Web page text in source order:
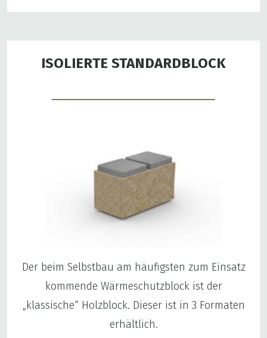
ISOLIERTE STANDARDBLOCK
Der beim Selbstbau am häufigsten zum Einsatz
kommende Wärmeschutzblock ist der
„klassische“ Holzblock. Dieser ist in 3 Formaten
erhältlich.